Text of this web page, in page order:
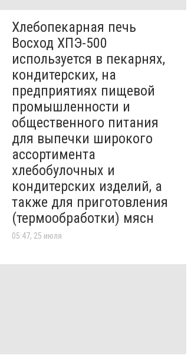
Хлебопекарная печь
Восход ХПЭ-500
используется в пекарнях,
кондитерских, на
предприятиях пищевой
промышленности и
общественного питания
для выпечки широкого
ассортимента
хлебобулочных и
кондитерских изделий, а
также для приготовления
(термообработки) мясн
05:47, 25 июля